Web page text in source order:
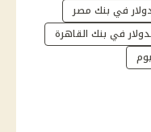
في بنك مصر
في بنك القاهرة